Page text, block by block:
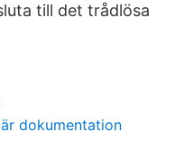
till det trådlösa
dokumentation